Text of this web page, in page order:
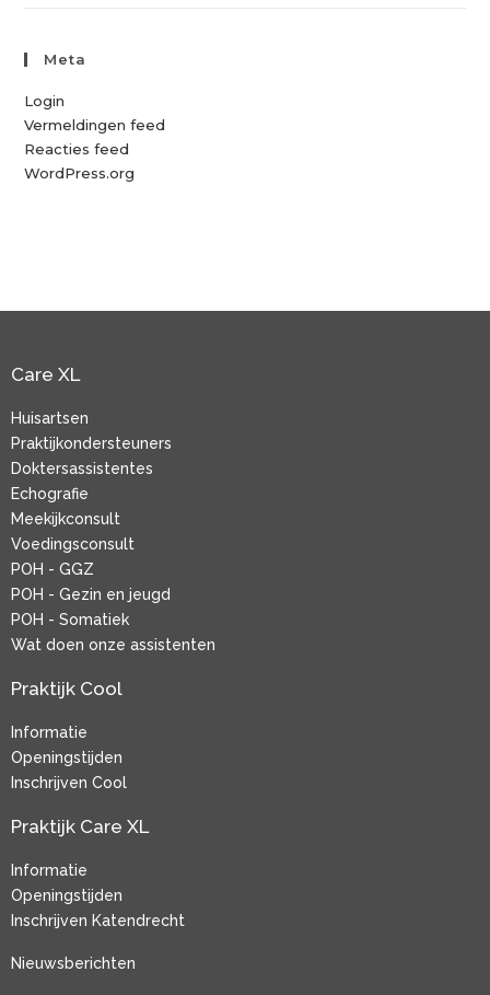
Meta
Login
Vermeldingen feed
Reacties feed
WordPress.org
Care XL
Huisartsen
Praktijkondersteuners
Doktersassistentes
Echografie
Meekijkconsult
Voedingsconsult
POH - GGZ
POH - Gezin en jeugd
POH - Somatiek
Wat doen onze assistenten
Praktijk Cool
Informatie
Openingstijden
Inschrijven Cool
Praktijk Care XL
Informatie
Openingstijden
Inschrijven Katendrecht
Nieuwsberichten